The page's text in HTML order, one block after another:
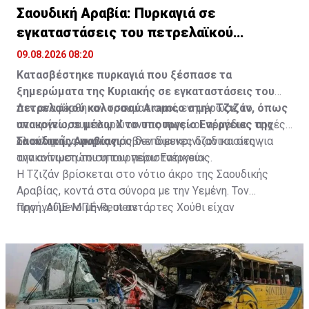
Σαουδική Αραβία: Πυρκαγιά σε
εγκαταστάσεις του πετρελαϊκού
κολοσσού Aramco
09.08.2026 08:20
Κατασβέστηκε πυρκαγιά που ξέσπασε τα
ξημερώματα της Κυριακής σε εγκαταστάσεις του
πετρελαϊκού κολοσσού Aramco στην Τζιζάν, όπως
ανακοίνωσε μέσω Χ το υπουργείο Ενέργειας της
Σαουδικής Αραβίας.
Δεν αναφέρθηκαν τραυματισμοί, ενημέρωσε το
υπουργείο, συμπληρώνοντας πως «οι αρμόδιες αρχές
ολοκληρώνουν τις προβλεπόμενες διαδικασίες για
την αντιμετώπιση του περιστατικού».
Τα αίτια της πυρκαγιάς δεν διευκρινίζονται στην
ανακοίνωση του υπουργείου Ενέργειας.
Η Τζιζάν βρίσκεται στο νότιο άκρο της Σαουδικής
Αραβίας, κοντά στα σύνορα με την Υεμένη. Τον
προηγούμενο μήνα, οι αντάρτες Χούθι είχαν
Πηγή: ΑΠΕ-ΜΠΕ-Reuters